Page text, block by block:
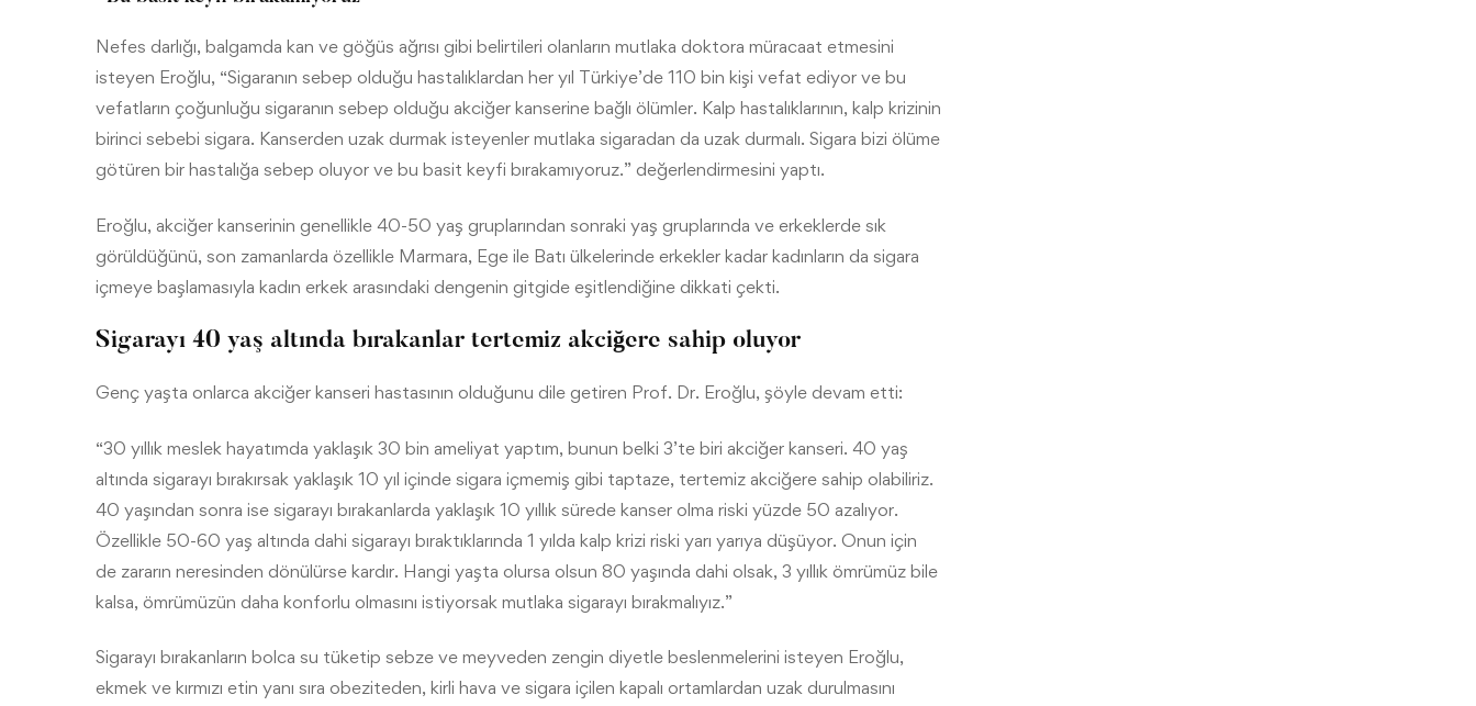
Nefes darlığı, balgamda kan ve göğüs ağrısı gibi belirtileri olanların mutlaka doktora müracaat etmesini
isteyen Eroğlu, “Sigaranın sebep olduğu hastalıklardan her yıl Türkiye’de 110 bin kişi vefat ediyor ve bu
vefatların çoğunluğu sigaranın sebep olduğu akciğer kanserine bağlı ölümler. Kalp hastalıklarının, kalp krizinin
birinci sebebi sigara. Kanserden uzak durmak isteyenler mutlaka sigaradan da uzak durmalı. Sigara bizi ölüme
götüren bir hastalığa sebep oluyor ve bu basit keyfi bırakamıyoruz.” değerlendirmesini yaptı.
Eroğlu, akciğer kanserinin genellikle 40-50 yaş gruplarından sonraki yaş gruplarında ve erkeklerde sık
görüldüğünü, son zamanlarda özellikle Marmara, Ege ile Batı ülkelerinde erkekler kadar kadınların da sigara
içmeye başlamasıyla kadın erkek arasındaki dengenin gitgide eşitlendiğine dikkati çekti.
Sigarayı 40 yaş altında bırakanlar tertemiz akciğere sahip oluyor
Genç yaşta onlarca akciğer kanseri hastasının olduğunu dile getiren Prof. Dr. Eroğlu, şöyle devam etti:
“30 yıllık meslek hayatımda yaklaşık 30 bin ameliyat yaptım, bunun belki 3’te biri akciğer kanseri. 40 yaş
altında sigarayı bırakırsak yaklaşık 10 yıl içinde sigara içmemiş gibi taptaze, tertemiz akciğere sahip olabiliriz.
40 yaşından sonra ise sigarayı bırakanlarda yaklaşık 10 yıllık sürede kanser olma riski yüzde 50 azalıyor.
Özellikle 50-60 yaş altında dahi sigarayı bıraktıklarında 1 yılda kalp krizi riski yarı yarıya düşüyor. Onun için
de zararın neresinden dönülürse kardır. Hangi yaşta olursa olsun 80 yaşında dahi olsak, 3 yıllık ömrümüz bile
kalsa, ömrümüzün daha konforlu olmasını istiyorsak mutlaka sigarayı bırakmalıyız.”
Sigarayı bırakanların bolca su tüketip sebze ve meyveden zengin diyetle beslenmelerini isteyen Eroğlu,
ekmek ve kırmızı etin yanı sıra obeziteden, kirli hava ve sigara içilen kapalı ortamlardan uzak durulmasını